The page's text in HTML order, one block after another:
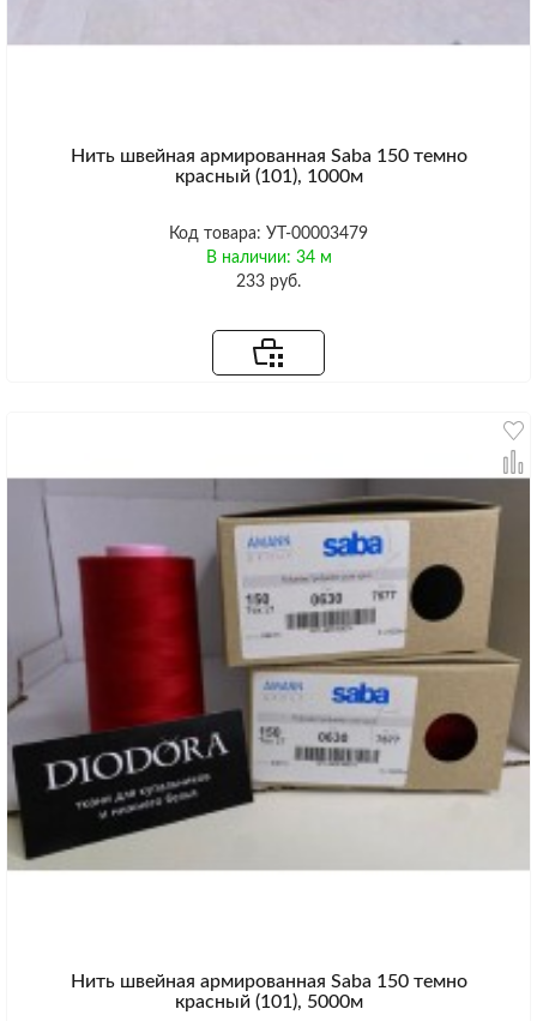
Нить швейная армированная Saba 150 темно
красный (101), 1000м
Код товара: УТ-00003479
В наличии: 34 м
233 руб.
Нить швейная армированная Saba 150 темно
красный (101), 5000м